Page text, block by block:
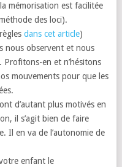
mémorisation est facilitée
des loci).
dans cet article)
nous observent et nous
Profitons-en et n’hésitons
mouvements pour que les
d’autant plus motivés en
il s’agit bien de faire
Il en va de l’autonomie de
enfant le